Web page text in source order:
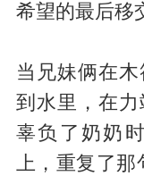
希望的最后移
当兄妹俩在
到水里，在
辜负了奶奶
上，重复了那